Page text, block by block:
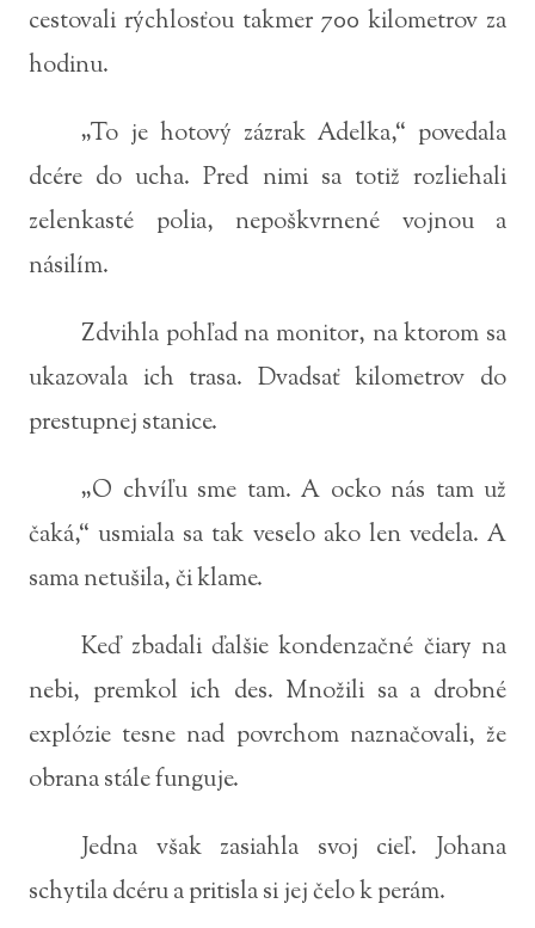
cestovali rýchlosťou takmer 700 kilometrov za
hodinu.
„To je hotový zázrak Adelka,“ povedala
dcére do ucha. Pred nimi sa totiž rozliehali
zelenkasté polia, nepoškvrnené vojnou a
násilím.
Zdvihla pohľad na monitor, na ktorom sa
ukazovala ich trasa. Dvadsať kilometrov do
prestupnej stanice.
„O chvíľu sme tam. A ocko nás tam už
čaká,“ usmiala sa tak veselo ako len vedela. A
sama netušila, či klame.
Keď zbadali ďalšie kondenzačné čiary na
nebi, premkol ich des. Množili sa a drobné
explózie tesne nad povrchom naznačovali, že
obrana stále funguje.
Jedna však zasiahla svoj cieľ. Johana
schytila dcéru a pritisla si jej čelo k perám.